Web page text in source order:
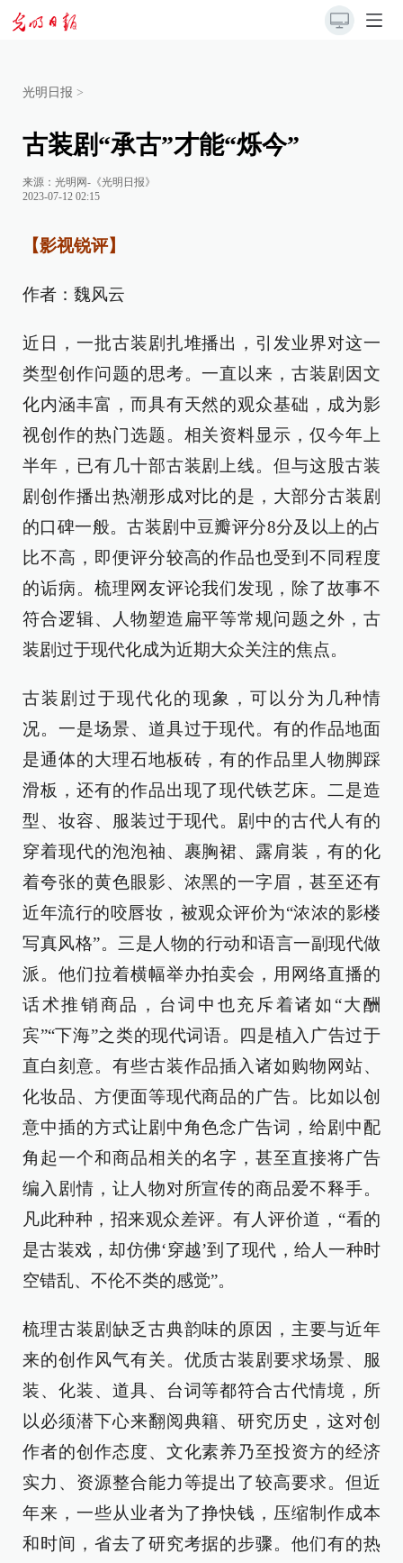
光明日报 >
古装剧“承古”才能“烁今”
来源： 光明网-《光明日报》
2023-07-12 02:15
【影视锐评】
作者：魏风云
近日，一批古装剧扎堆播出，引发业界对这一
类型创作问题的思考。一直以来，古装剧因文
化内涵丰富，而具有天然的观众基础，成为影
视创作的热门选题。相关资料显示，仅今年上
半年，已有几十部古装剧上线。但与这股古装
剧创作播出热潮形成对比的是，大部分古装剧
的口碑一般。古装剧中豆瓣评分8分及以上的占
比不高，即便评分较高的作品也受到不同程度
的诟病。梳理网友评论我们发现，除了故事不
符合逻辑、人物塑造扁平等常规问题之外，古
装剧过于现代化成为近期大众关注的焦点。
古装剧过于现代化的现象，可以分为几种情
况。一是场景、道具过于现代。有的作品地面
是通体的大理石地板砖，有的作品里人物脚踩
滑板，还有的作品出现了现代铁艺床。二是造
型、妆容、服装过于现代。剧中的古代人有的
穿着现代的泡泡袖、裹胸裙、露肩装，有的化
着夸张的黄色眼影、浓黑的一字眉，甚至还有
近年流行的咬唇妆，被观众评价为“浓浓的影楼
写真风格”。三是人物的行动和语言一副现代做
派。他们拉着横幅举办拍卖会，用网络直播的
话术推销商品，台词中也充斥着诸如“大酬
宾”“下海”之类的现代词语。四是植入广告过于
直白刻意。有些古装作品插入诸如购物网站、
化妆品、方便面等现代商品的广告。比如以创
意中插的方式让剧中角色念广告词，给剧中配
角起一个和商品相关的名字，甚至直接将广告
编入剧情，让人物对所宣传的商品爱不释手。
凡此种种，招来观众差评。有人评价道，“看的
是古装戏，却仿佛‘穿越’到了现代，给人一种时
空错乱、不伦不类的感觉”。
梳理古装剧缺乏古典韵味的原因，主要与近年
来的创作风气有关。优质古装剧要求场景、服
装、化装、道具、台词等都符合古代情境，所
以必须潜下心来翻阅典籍、研究历史，这对创
作者的创作态度、文化素养乃至投资方的经济
实力、资源整合能力等提出了较高要求。但近
年来，一些从业者为了挣快钱，压缩制作成本
和时间，省去了研究考据的步骤。他们有的热